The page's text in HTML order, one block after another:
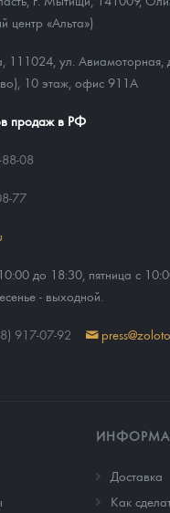
«Альта»)
111024, ул. Авиамоторная,
10 этаж, офис 911А
продаж в РФ
08
77
до 18:30, пятница с
- выходной.
917-07-92
Доставка
Как